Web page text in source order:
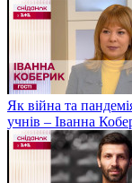
Як війна та
учнів – Іванна